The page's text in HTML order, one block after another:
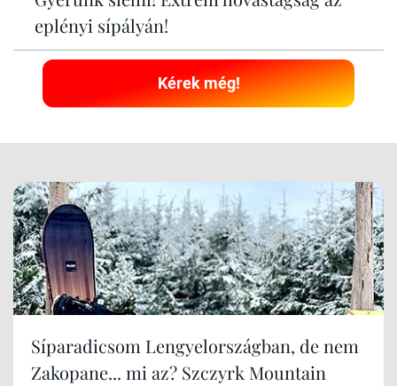
eplényi sípályán!
Kérek még!
Síparadicsom Lengyelországban, de nem
Zakopane... mi az? Szczyrk Mountain